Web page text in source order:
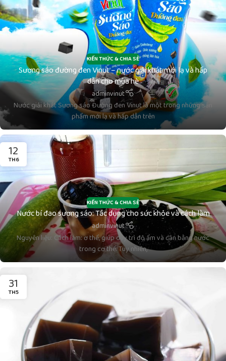
KIẾN THỨC & CHIA SẺ
Sương sáo đường đen Vinut – nước giải khát mới lạ và hấp
dẫn cho mùa hè
adminvinut
Nước giải khát Sương sáo Đường đen Vinut là một trong những sản
phẩm mới lạ và hấp dẫn trên
12
TH6
KIẾN THỨC & CHIA SẺ
Nước bí đao sương sáo: Tác dụng cho sức khỏe và cách làm
adminvinut
Nguyên liệu: Cách làm: ơ thể, giúp duy trì độ ẩm và cân bằng nước
trong cơ thể. Tuy nhiên,
31
TH5